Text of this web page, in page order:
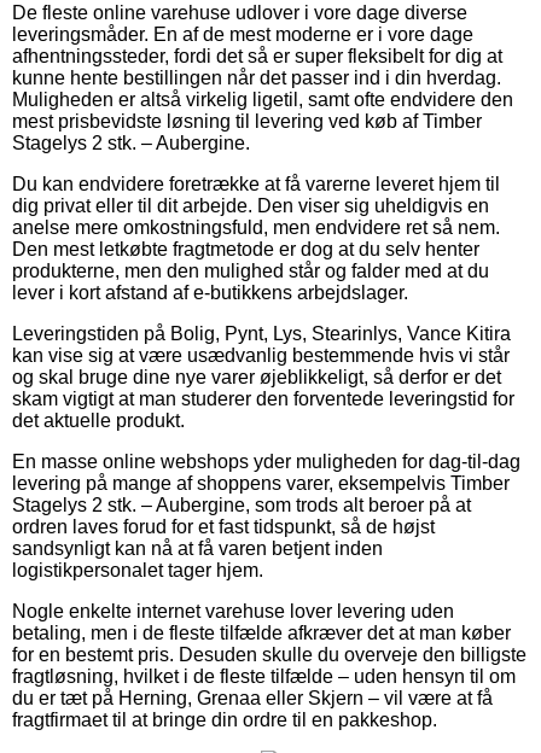
De fleste online varehuse udlover i vore dage diverse
leveringsmåder. En af de mest moderne er i vore dage
afhentningssteder, fordi det så er super fleksibelt for dig at
kunne hente bestillingen når det passer ind i din hverdag.
Muligheden er altså virkelig ligetil, samt ofte endvidere den
mest prisbevidste løsning til levering ved køb af Timber
Stagelys 2 stk. – Aubergine.
Du kan endvidere foretrække at få varerne leveret hjem til
dig privat eller til dit arbejde. Den viser sig uheldigvis en
anelse mere omkostningsfuld, men endvidere ret så nem.
Den mest letkøbte fragtmetode er dog at du selv henter
produkterne, men den mulighed står og falder med at du
lever i kort afstand af e-butikkens arbejdslager.
Leveringstiden på Bolig, Pynt, Lys, Stearinlys, Vance Kitira
kan vise sig at være usædvanlig bestemmende hvis vi står
og skal bruge dine nye varer øjeblikkeligt, så derfor er det
skam vigtigt at man studerer den forventede leveringstid for
det aktuelle produkt.
En masse online webshops yder muligheden for dag-til-dag
levering på mange af shoppens varer, eksempelvis Timber
Stagelys 2 stk. – Aubergine, som trods alt beroer på at
ordren laves forud for et fast tidspunkt, så de højst
sandsynligt kan nå at få varen betjent inden
logistikpersonalet tager hjem.
Nogle enkelte internet varehuse lover levering uden
betaling, men i de fleste tilfælde afkræver det at man køber
for en bestemt pris. Desuden skulle du overveje den billigste
fragtløsning, hvilket i de fleste tilfælde – uden hensyn til om
du er tæt på Herning, Grenaa eller Skjern – vil være at få
fragtfirmaet til at bringe din ordre til en pakkeshop.